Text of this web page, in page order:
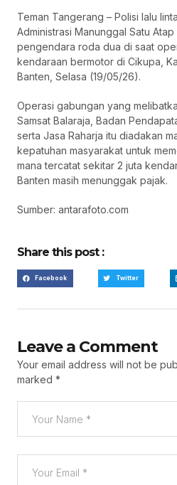
Teman Tangerang – Polisi lalu
Administrasi Manunggal Satu
pengendara roda dua di saat
kendaraan bermotor di Cikupa,
Banten, Selasa (19/05/26).
Operasi gabungan yang
Samsat Balaraja, Badan
serta Jasa Raharja itu diadakan
kepatuhan masyarakat untuk
mana tercatat sekitar 2 juta
Banten masih menunggak pajak.
Sumber: antarafoto.com
Share this post :
Facebook Twitter
Leave a Comment
Your email address will not be
marked *